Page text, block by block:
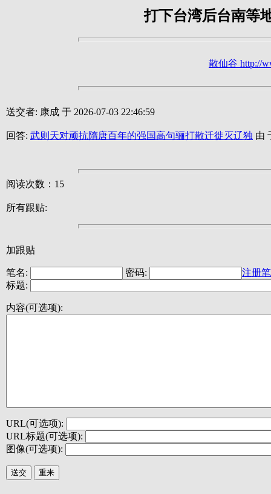
打下台湾后台南等
散仙谷 http://
送交者: 康成 于 2026-07-03 22:46:59
回答: 武则天对顽抗隋唐百年的强国高句骊打散迁徙灭辽独 由
阅读次数：15
所有跟贴:
加跟贴
笔名: 密码:
注册
标题:
内容(可选项):
URL(可选项):
URL标题(可选项):
图像(可选项):